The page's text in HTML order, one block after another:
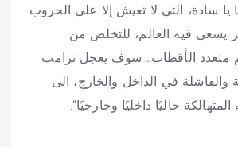
يا سادة، التي لا تعيش إلا على الحروب
يسعى فيه العالم، للتخلص من
متعدد الأقطاب.. سوف يعجل ترامب
والفاشلة في الداخل والخارج، الى
المتهالكة حاليًا داخليًا وخارجيًا”.